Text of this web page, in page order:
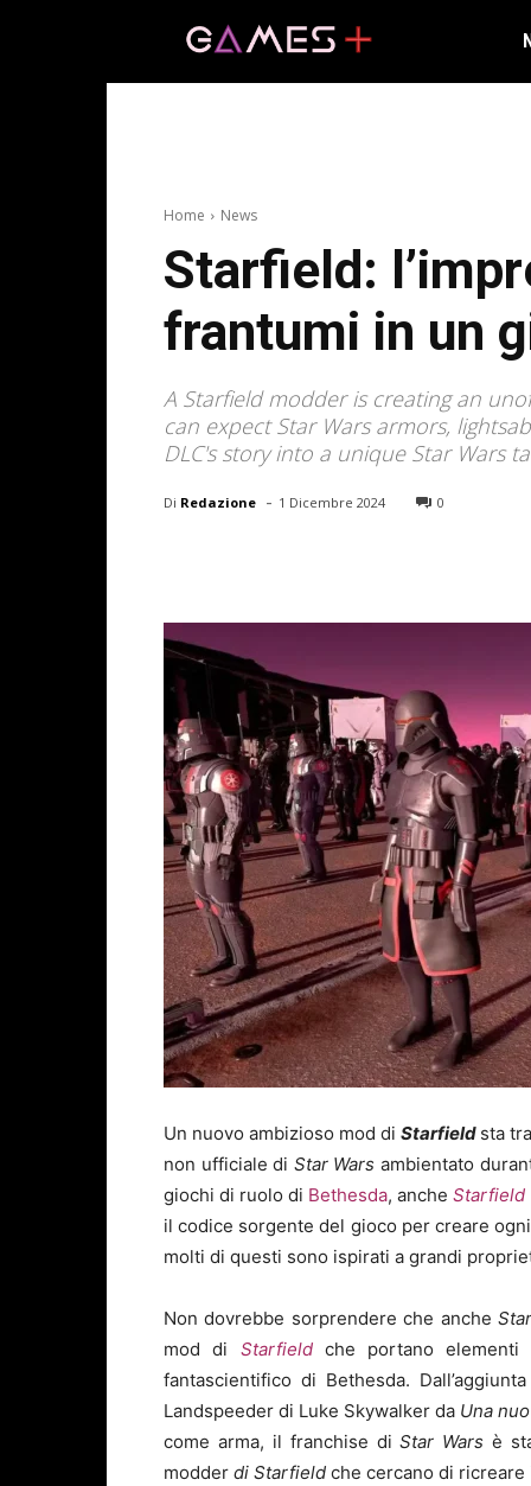
Home News
Starfield:
frantumi in un
A Starfield modder is creating an
can expect Star Wars armors,
DLC's story into a unique Star Wars
Di Redazione - 1 Dicembre 2024 0
Un nuovo ambizioso mod di Starfield sta
non ufficiale di Star Wars ambientato
giochi di ruolo di Bethesda, ancheStarfield
il codice sorgente del gioco per creare
molti di questi sono ispirati a grandi
Non dovrebbe sorprendere che anche
mod di Starfield che portano elementi
fantascientifico di Bethesda.
Landspeeder di Luke Skywalker da Una
come arma, il franchise diStar Warsè
modder di Starfield che cercano di